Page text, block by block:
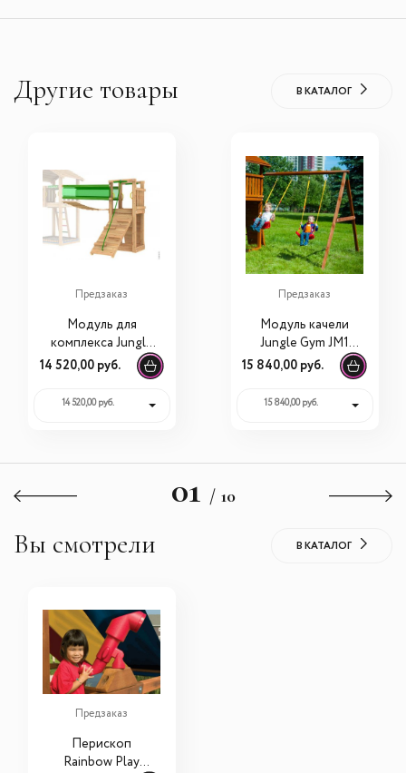
Другие товары В КАТАЛОГ
Предзаказ
Модуль для
комплекса Jungle
Gym J1 Мост
14 520,00 руб.
14 520,00 руб.
Предзаказ
Модуль качели
Jungle Gym JM1
Swing Module + 2
15 840,00 руб.
15 840,00 руб.
01 / 10
Вы смотрели В КАТАЛОГ
Предзаказ
Перископ
Rainbow Play